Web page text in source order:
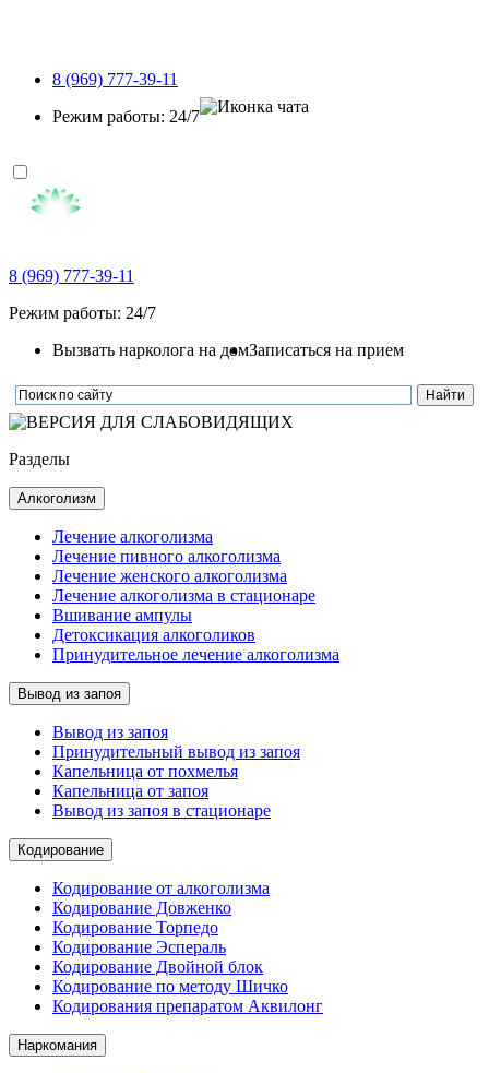
8 (969) 777-39-11
Режим работы: 24/7
8 (969) 777-39-11
Режим работы: 24/7
Вызвать нарколога на домЗаписаться на прием
Разделы
Алкоголизм
Лечение алкоголизма
Лечение пивного алкоголизма
Лечение женского алкоголизма
Лечение алкоголизма в стационаре
Вшивание ампулы
Детоксикация алкоголиков
Принудительное лечение алкоголизма
Вывод из запоя
Вывод из запоя
Принудительный вывод из запоя
Капельница от похмелья
Капельница от запоя
Вывод из запоя в стационаре
Кодирование
Кодирование от алкоголизма
Кодирование Довженко
Кодирование Торпедо
Кодирование Эспераль
Кодирование Двойной блок
Кодирование по методу Шичко
Кодирования препаратом Аквилонг
Наркомания